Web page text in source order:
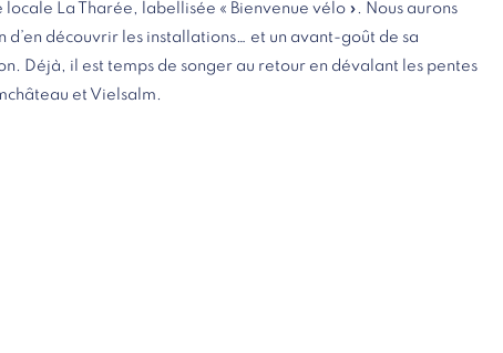
locale La Tharée, labellisée « Bienvenue vélo ». Nous aurons
d’en découvrir les installations… et un avant-goût de sa
Déjà, il est temps de songer au retour en dévalant les pentes
et Vielsalm.